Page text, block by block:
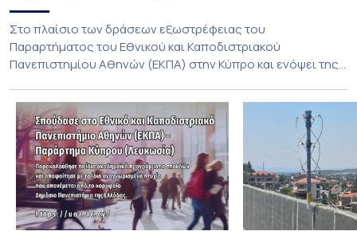
Στο πλαίσιο των δράσεων εξωστρέφειας του
Παραρτήματος του Εθνικού και Καποδιστριακού
Πανεπιστημίου Αθηνών (ΕΚΠΑ) στην Κύπρο και ενόψει της
Τμήματος Οικονομικών Επιστημών και του Τμήματος
Διοίκησης Επιχειρήσεων και Οργανισμών τον Σεπτέμβριο
του 2026, ο Κοσμήτορας της Σχολής Οικονομικών και
Πολιτικών Επιστημών, Καθηγητής Νικόλαος Ηρειώτης, και ο
Πρόεδρος του Τμήματος […]